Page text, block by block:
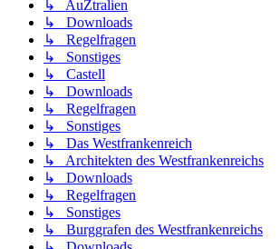
↳ AuZtralien
↳ Downloads
↳ Regelfragen
↳ Sonstiges
↳ Castell
↳ Downloads
↳ Regelfragen
↳ Sonstiges
↳ Das Westfrankenreich
↳ Architekten des Westfrankenreichs
↳ Downloads
↳ Regelfragen
↳ Sonstiges
↳ Burggrafen des Westfrankenreichs